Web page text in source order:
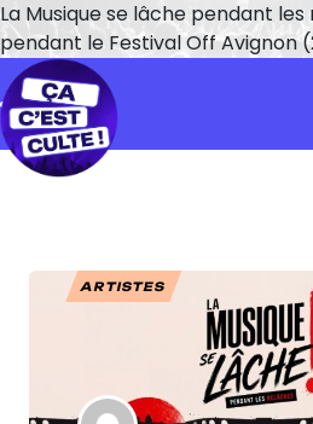
La Musique se lâche pendant
pendant le Festival Off Avignon
ARTISTES